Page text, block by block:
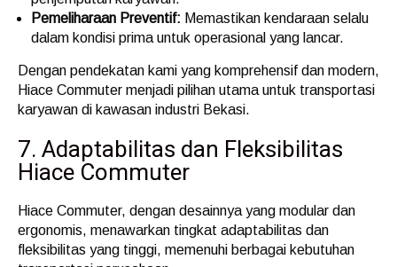
Pemeliharaan Preventif: Memastikan kendaraan selalu
dalam kondisi prima untuk operasional yang lancar.
Dengan pendekatan kami yang komprehensif dan modern,
Hiace Commuter menjadi pilihan utama untuk transportasi
karyawan di kawasan industri Bekasi.
7. Adaptabilitas dan Fleksibilitas
Hiace Commuter
Hiace Commuter, dengan desainnya yang modular dan
ergonomis, menawarkan tingkat adaptabilitas dan
fleksibilitas yang tinggi, memenuhi berbagai kebutuhan